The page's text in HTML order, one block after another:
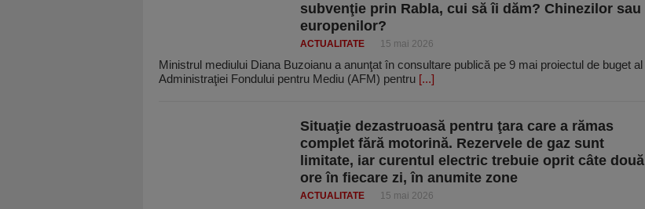
subvenţie prin Rabla, cui să îi dăm? Chinezilor sau
europenilor?
ACTUALITATE 15 mai 2026
Ministrul mediului Diana Buzoianu a anunţat în consultare publică pe 9 mai proiectul de buget al
Administraţiei Fondului pentru Mediu (AFM) pentru [...]
Situaţie dezastruoasă pentru ţara care a rămas
complet fără motorină. Rezervele de gaz sunt
limitate, iar curentul electric trebuie oprit câte două
ore în fiecare zi, în anumite zone
ACTUALITATE 15 mai 2026